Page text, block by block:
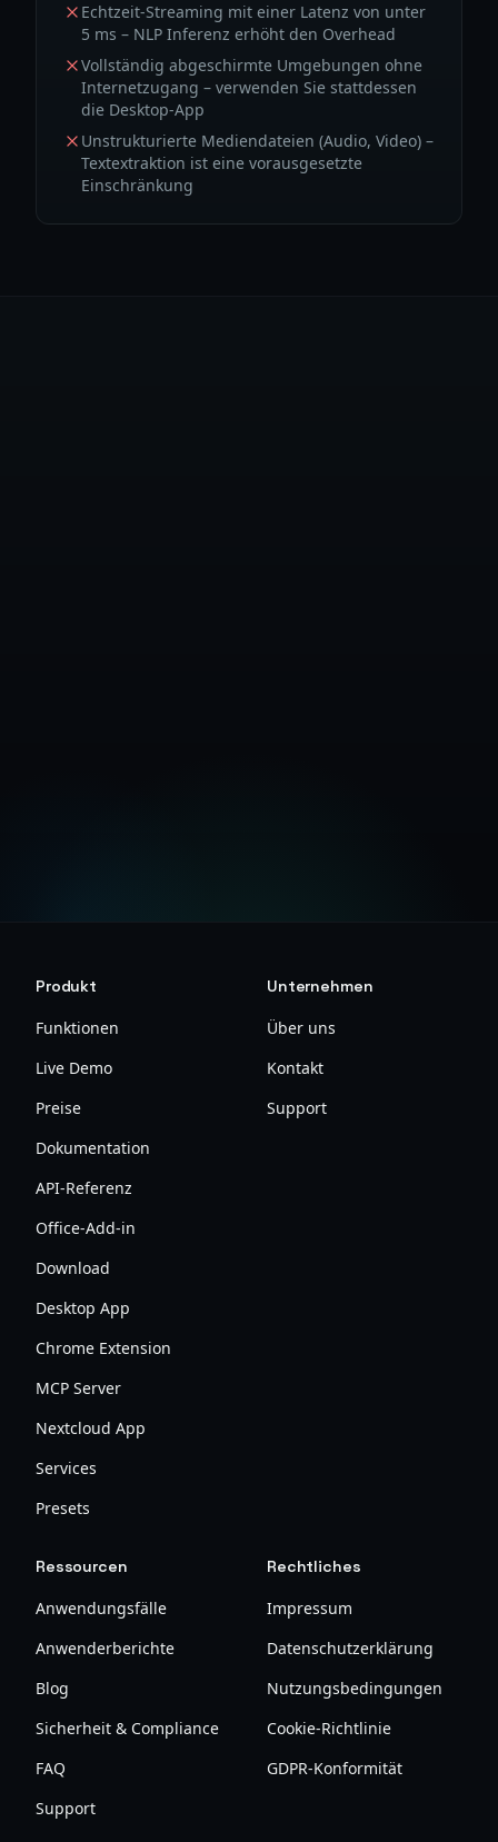
Echtzeit-Streaming mit einer Latenz von unter
5 ms – NLP Inferenz erhöht den Overhead
Vollständig abgeschirmte Umgebungen ohne
Internetzugang – verwenden Sie stattdessen
die Desktop-App
Unstrukturierte Mediendateien (Audio, Video) –
Textextraktion ist eine vorausgesetzte
Einschränkung
Produkt
Funktionen
Live Demo
Preise
Dokumentation
API-Referenz
Office-Add-in
Download
Desktop App
Chrome Extension
MCP Server
Nextcloud App
Services
Presets
Unternehmen
Über uns
Kontakt
Support
Ressourcen
Anwendungsfälle
Anwenderberichte
Blog
Sicherheit & Compliance
FAQ
Support
Rechtliches
Impressum
Datenschutzerklärung
Nutzungsbedingungen
Cookie-Richtlinie
GDPR-Konformität